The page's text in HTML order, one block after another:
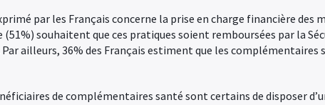
par les Français concerne la prise en charge financière des
souhaitent que ces pratiques soient remboursées par la
ailleurs, 36% des Français estiment que les
de complémentaires santé sont certains de disposer